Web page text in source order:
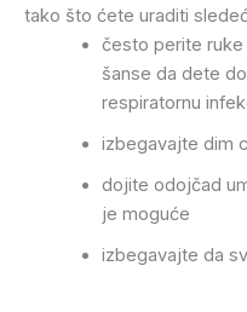
tako što ćete uraditi
često perite ruke
šanse da dete
respiratornu
izbegavajte dim
dojite odojčad
je moguće
izbegavajte da